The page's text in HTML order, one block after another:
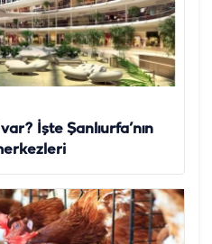
İşte Şanlıurfa’nın